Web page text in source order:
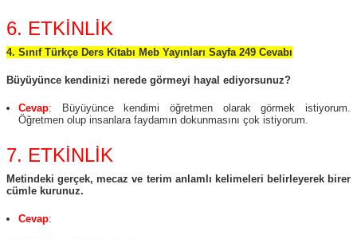
6. ETKİNLİK
4. Sınıf Türkçe Ders Kitabı Meb Yayınları Sayfa 249 Cevabı
Büyüyünce kendinizi nerede görmeyi hayal ediyorsunuz?
Cevap: Büyüyünce kendimi öğretmen olarak görmek istiyorum.
Öğretmen olup insanlara faydamın dokunmasını çok istiyorum.
7. ETKİNLİK
Metindeki gerçek, mecaz ve terim anlamlı kelimeleri belirleyerek birer
cümle kurunuz.
Cevap: